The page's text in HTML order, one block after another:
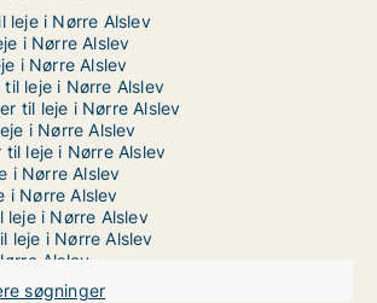
leje i Nørre Alslev
i Nørre Alslev
i Nørre Alslev
leje i Nørre Alslev
til leje i Nørre Alslev
i Nørre Alslev
til leje i Nørre Alslev
i Nørre Alslev
i Nørre Alslev
leje i Nørre Alslev
leje i Nørre Alslev
Alslev
søgninger